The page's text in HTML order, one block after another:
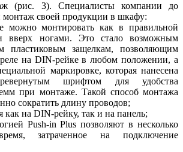
(рис. 3). Специалисты компании до
монтаж своей продукции в шкафу:
можно монтировать как в правильной
вверх ногами. Это стало возможным
пластиковым защелкам, позволяющим
реле на DIN-рейке в любом положении, а
маркировке, которая нанесена
шрифтом для удобства
при монтаже. Такой способ монтажа
сократить длину проводов;
как на DIN-рейку, так и на панель;
Push-in Plus позволяют в несколько
затраченное на подключение